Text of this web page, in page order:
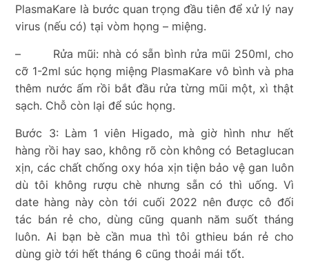
PlasmaKare là bước quan trọng đầu tiên để xử lý nay
virus (nếu có) tại vòm họng – miệng.
– Rửa mũi: nhà có sẵn bình rửa mũi 250ml, cho
cỡ 1-2ml súc họng miệng PlasmaKare vô bình và pha
thêm nước ấm rồi bắt đầu rửa từng mũi một, xì thật
sạch. Chỗ còn lại để súc họng.
Bước 3: Làm 1 viên Higado, mà giờ hình như hết
hàng rồi hay sao, không rõ còn không có Betaglucan
xịn, các chất chống oxy hóa xịn tiện bảo vệ gan luôn
dù tôi không rượu chè nhưng sẵn có thì uống. Vì
date hàng này còn tới cuối 2022 nên được cô đối
tác bán rẻ cho, dùng cũng quanh năm suốt tháng
luôn. Ai bạn bè cần mua thì tôi gthieu bán rẻ cho
dùng giờ tới hết tháng 6 cũng thoải mái tốt.